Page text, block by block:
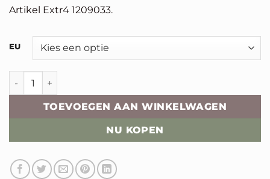
Artikel Extr4 1209033.
EU
Extr4 retro sneaker aantal
TOEVOEGEN AAN WINKELWAGEN
NU KOPEN
Alternative: